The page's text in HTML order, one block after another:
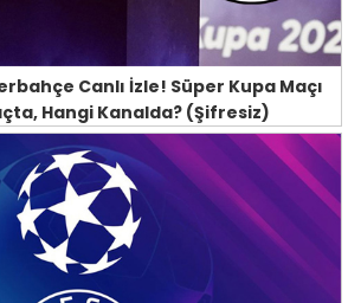
Canlı İzle! Süper Kupa Maçı
Hangi Kanalda? (Şifresiz)